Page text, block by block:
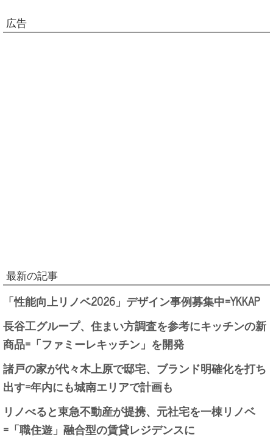
広告
最新の記事
「性能向上リノベ2026」デザイン事例募集中=YKKAP
長谷工グループ、住まい方調査を参考にキッチンの新
商品=「ファミーレキッチン」を開発
諸戸の家が代々木上原で邸宅、ブランド明確化を打ち
出す=年内にも城南エリアで計画も
リノべると東急不動産が提携、元社宅を一棟リノベ
=「職住遊」融合型の賃貸レジデンスに